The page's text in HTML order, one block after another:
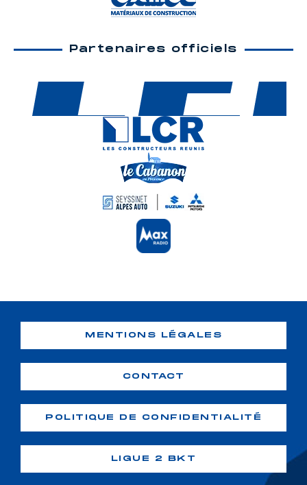
Partenaires officiels
MENTIONS LÉGALES
CONTACT
POLITIQUE DE CONFIDENTIALITÉ
LIGUE 2 BKT